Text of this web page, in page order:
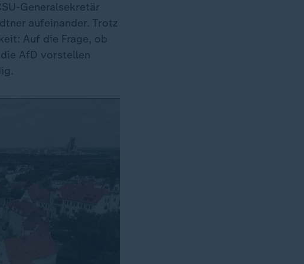
Generalsekretär
aufeinander. Trotz
Auf die Frage, ob
AfD vorstellen